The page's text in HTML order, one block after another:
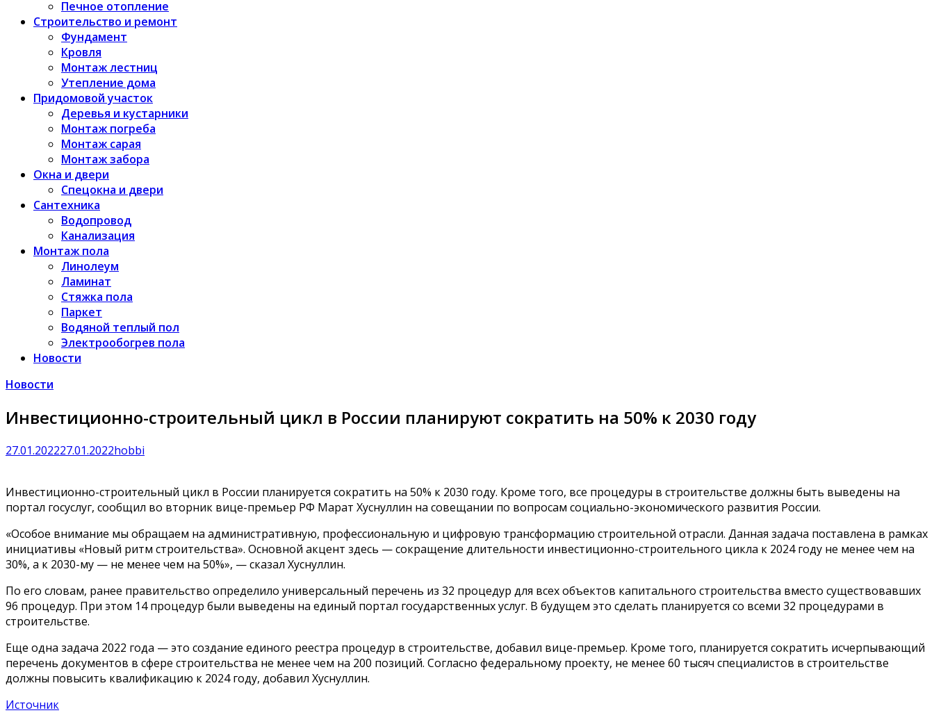
Печное отопление
Строительство и ремонт
Фундамент
Кровля
Монтаж лестниц
Утепление дома
Придомовой участок
Деревья и кустарники
Монтаж погреба
Монтаж сарая
Монтаж забора
Окна и двери
Спецокна и двери
Сантехника
Водопровод
Канализация
Монтаж пола
Линолеум
Ламинат
Стяжка пола
Паркет
Водяной теплый пол
Электрообогрев пола
Новости
Новости
Инвестиционно-строительный цикл в России планируют сократить на 50% к 2030 году
27.01.202227.01.2022hobbi
Инвестиционно-строительный цикл в России планируется сократить на 50% к 2030 году. Кроме того, все процедуры в строительстве должны быть выведены на
портал госуслуг, сообщил во вторник вице-премьер РФ Марат Хуснуллин на совещании по вопросам социально-экономического развития России.
«Особое внимание мы обращаем на административную, профессиональную и цифровую трансформацию строительной отрасли. Данная задача поставлена в рамках
инициативы «Новый ритм строительства». Основной акцент здесь — сокращение длительности инвестиционно-строительного цикла к 2024 году не менее чем на
30%, а к 2030-му — не менее чем на 50%», — сказал Хуснуллин.
По его словам, ранее правительство определило универсальный перечень из 32 процедур для всех объектов капитального строительства вместо существовавших
96 процедур. При этом 14 процедур были выведены на единый портал государственных услуг. В будущем это сделать планируется со всеми 32 процедурами в
строительстве.
Еще одна задача 2022 года — это создание единого реестра процедур в строительстве, добавил вице-премьер. Кроме того, планируется сократить исчерпывающий
перечень документов в сфере строительства не менее чем на 200 позиций. Согласно федеральному проекту, не менее 60 тысяч специалистов в строительстве
должны повысить квалификацию к 2024 году, добавил Хуснуллин.
Источник